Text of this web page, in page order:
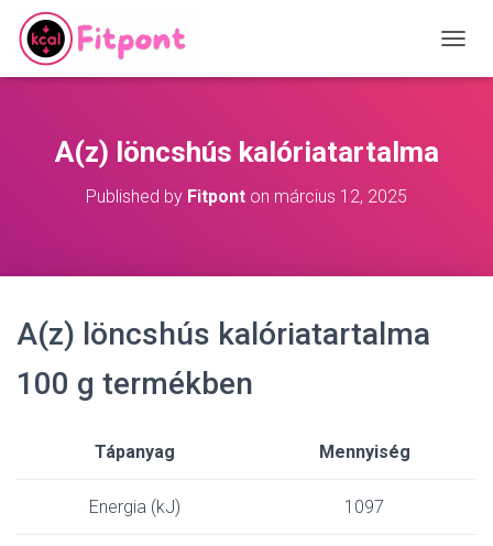
O
A(z) löncshús kalóriatartalma
Published by Fitpont on március 12, 2025
A(z) löncshús kalóriatartalma
100 g termékben
Tápanyag Mennyiség
Energia (kJ) 1097